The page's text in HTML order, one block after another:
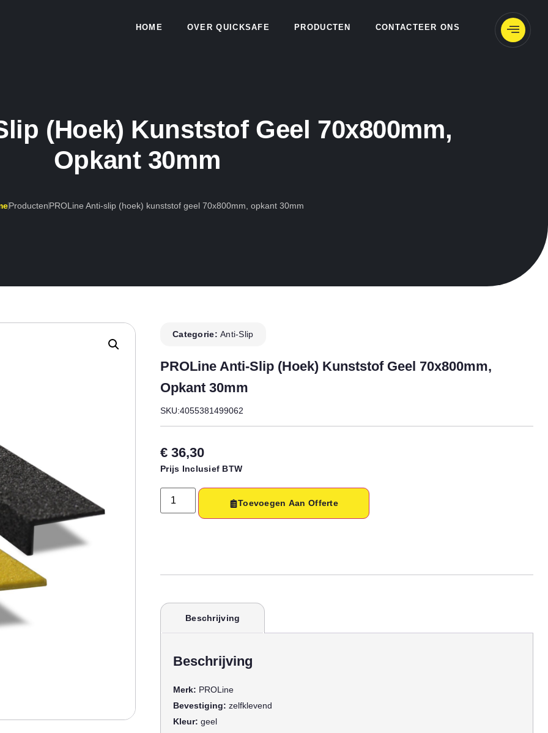
HOME OVER QUICKSAFE PRODUCTEN CONTACTEER ONS
(hoek) Kunststof Geel 70x800mm,
Opkant 30mm
ProductenPROLine Anti-slip (hoek) kunststof geel 70x800mm, opkant 30mm
Categorie:Anti-Slip
PROLine Anti-Slip (hoek) Kunststof Geel 70x800mm,
Opkant 30mm
SKU:4055381499062
€ 36,30
Prijs Inclusief BTW
Toevoegen Aan Offerte
Beschrijving
Beschrijving
Merk: PROLine
Bevestiging: zelfklevend
Kleur: geel